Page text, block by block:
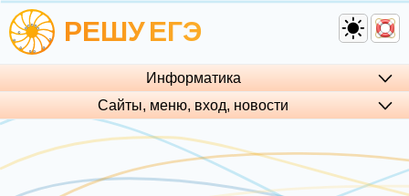
РЕШУЕГЭ
Информатика
Сайты, меню, вход, но­во­сти